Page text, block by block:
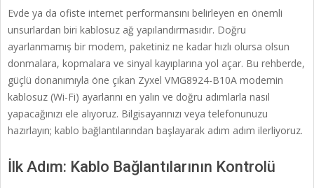
Evde ya da ofiste internet performansını belirleyen en önemli
unsurlardan biri kablosuz ağ yapılandırmasıdır. Doğru
ayarlanmamış bir modem, paketiniz ne kadar hızlı olursa olsun
donmalara, kopmalara ve sinyal kayıplarına yol açar. Bu rehberde,
güçlü donanımıyla öne çıkan Zyxel VMG8924-B10A modemin
kablosuz (Wi-Fi) ayarlarını en yalın ve doğru adımlarla nasıl
yapacağınızı ele alıyoruz. Bilgisayarınızı veya telefonunuzu
hazırlayın; kablo bağlantılarından başlayarak adım adım ilerliyoruz.
İlk Adım: Kablo Bağlantılarının Kontrolü